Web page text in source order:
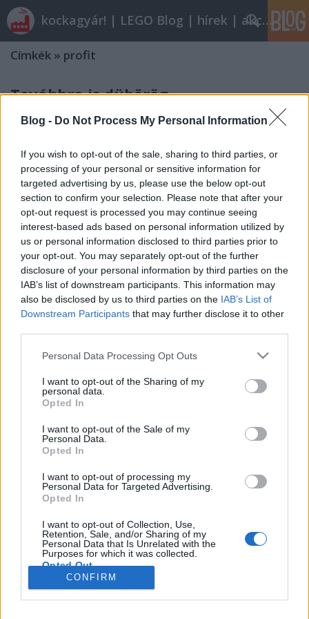
Blog - Do Not Process My Personal Information
If you wish to opt-out of the sale, sharing to third parties, or
processing of your personal or sensitive information for
targeted advertising by us, please use the below opt-out
section to confirm your selection. Please note that after your
opt-out request is processed you may continue seeing
interest-based ads based on personal information utilized by
us or personal information disclosed to third parties prior to
your opt-out. You may separately opt-out of the further
disclosure of your personal information by third parties on the
IAB’s list of downstream participants. This information may
also be disclosed by us to third parties on the IAB’s List of
Downstream Participants that may further disclose it to other
Please note that this website/app uses one or more Google
not limited to your visit or usage behaviour. You may click to
grant or deny consent to Google and its third-party tags to
use your data for below specified purposes in below Google
consent section.
Personal Data Processing Opt Outs
I want to opt-out of the Sharing of my
personal data.
Opted In
I want to opt-out of the Sale of my
Personal Data.
Opted In
I want to opt-out of processing my
Personal Data for Targeted Advertising.
Opted In
I want to opt-out of Collection, Use,
Retention, Sale, and/or Sharing of my
Personal Data that Is Unrelated with the
Purposes for which it was collected.
Opted Out
CONFIRM
kockagyár! | LEGO Blog | hírek | akciók |
Címkék » profit
Továbbra is dübörög
tutuka•2011. szeptember 01.
Hasonlóan az előző évhez, idén is remek számokkal
állt elő a LEGO. Nettó profitját 288,3 millió amerikai
dollárra növelte (tavaly: 192 millió USD) akként, hogy
eladásait 25%-kal 1,43 milliárd dollárra tornászta
fel (tavaly: 1,14 milliárd USD). A cég játékpiaci
részesedése…
Dübörög
tutuka•2010. szeptember 08.
Profitját 64%-kal (!) (192 millió USD), míg bevételeit
34 százalékkal növelte meg kedvenc játékgyártónk
az elmúlt évben.Sokat vesztek, eleget.|via origo |
A Star Wars és a City pörgeti a
profitot
2010. március 04.
A 2008-as évhez képest a LEGO adózás előtti
eredménye 55,9%-kal nőtt (2.887 mrd Dán korona),
adta hírül a BBC. A növekedés motorjai - nem
meglepő módon - a Star Wars és a City vonalak. A
világ játékpiacán levő részesedését 4,8 %-kal tudta
növelni a gyár, köszönhetően…